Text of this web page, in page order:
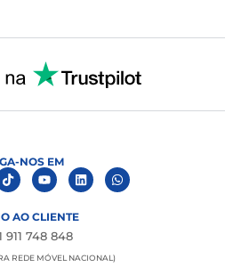
NOS EM
AO CLIENTE
911 748 848
REDE MÓVEL NACIONAL)